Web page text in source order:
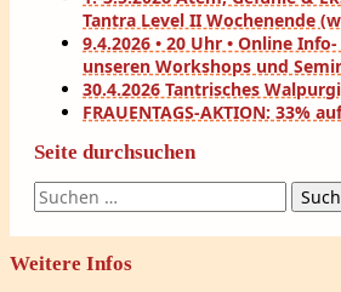
Tantra Level II Wochenende
9.4.2026 • 20 Uhr • Online
unseren Workshops und
30.4.2026 Tantrisches
FRAUENTAGS-AKTION: 33%
Seite durchsuchen
Suchen
nach:
Weitere Infos